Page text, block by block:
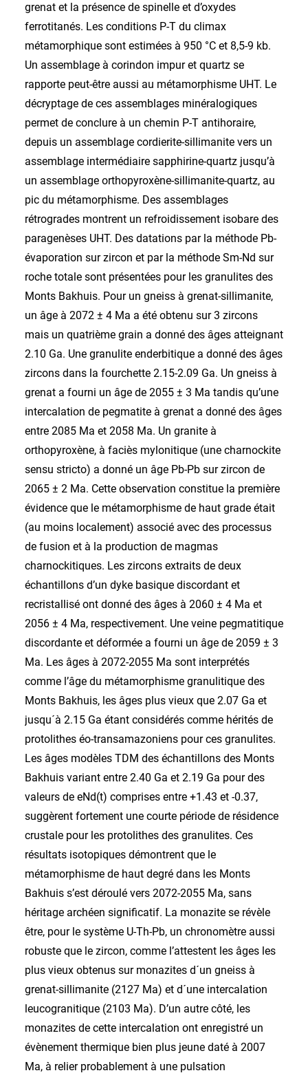
grenat et la présence de spinelle et d’oxydes
ferrotitanés. Les conditions P-T du climax
métamorphique sont estimées à 950 °C et 8,5-9 kb.
Un assemblage à corindon impur et quartz se
rapporte peut-être aussi au métamorphisme UHT. Le
décryptage de ces assemblages minéralogiques
permet de conclure à un chemin P-T antihoraire,
depuis un assemblage cordierite-sillimanite vers un
assemblage intermédiaire sapphirine-quartz jusqu’à
un assemblage orthopyroxène-sillimanite-quartz, au
pic du métamorphisme. Des assemblages
rétrogrades montrent un refroidissement isobare des
paragenèses UHT. Des datations par la méthode Pb-
évaporation sur zircon et par la méthode Sm-Nd sur
roche totale sont présentées pour les granulites des
Monts Bakhuis. Pour un gneiss à grenat-sillimanite,
un âge à 2072 ± 4 Ma a été obtenu sur 3 zircons
mais un quatrième grain a donné des âges atteignant
2.10 Ga. Une granulite enderbitique a donné des âges
zircons dans la fourchette 2.15-2.09 Ga. Un gneiss à
grenat a fourni un âge de 2055 ± 3 Ma tandis qu’une
intercalation de pegmatite à grenat a donné des âges
entre 2085 Ma et 2058 Ma. Un granite à
orthopyroxène, à faciès mylonitique (une charnockite
sensu stricto) a donné un âge Pb-Pb sur zircon de
2065 ± 2 Ma. Cette observation constitue la première
évidence que le métamorphisme de haut grade était
(au moins localement) associé avec des processus
de fusion et à la production de magmas
charnockitiques. Les zircons extraits de deux
échantillons d’un dyke basique discordant et
recristallisé ont donné des âges à 2060 ± 4 Ma et
2056 ± 4 Ma, respectivement. Une veine pegmatitique
discordante et déformée a fourni un âge de 2059 ± 3
Ma. Les âges à 2072-2055 Ma sont interprétés
comme l’âge du métamorphisme granulitique des
Monts Bakhuis, les âges plus vieux que 2.07 Ga et
jusqu´à 2.15 Ga étant considérés comme hérités de
protolithes éo-transamazoniens pour ces granulites.
Les âges modèles TDM des échantillons des Monts
Bakhuis variant entre 2.40 Ga et 2.19 Ga pour des
valeurs de eNd(t) comprises entre +1.43 et -0.37,
suggèrent fortement une courte période de résidence
crustale pour les protolithes des granulites. Ces
résultats isotopiques démontrent que le
métamorphisme de haut degré dans les Monts
Bakhuis s’est déroulé vers 2072-2055 Ma, sans
héritage archéen significatif. La monazite se révèle
être, pour le système U-Th-Pb, un chronomètre aussi
robuste que le zircon, comme l’attestent les âges les
plus vieux obtenus sur monazites d´un gneiss à
grenat-sillimanite (2127 Ma) et d´une intercalation
leucogranitique (2103 Ma). D’un autre côté, les
monazites de cette intercalation ont enregistré un
évènement thermique bien plus jeune daté à 2007
Ma, à relier probablement à une pulsation